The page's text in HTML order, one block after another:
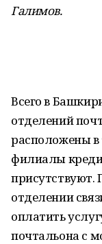
Галимов.
Всего в
отделений
расположены в
филиалы
отделении
оплатить
почтальона с